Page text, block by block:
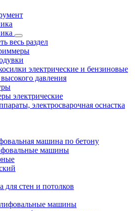
весь раздел
электрические и бензиновые
давления
электрические
электросварочная оснастка
машина по бетону
машины
стен и потолков
машины